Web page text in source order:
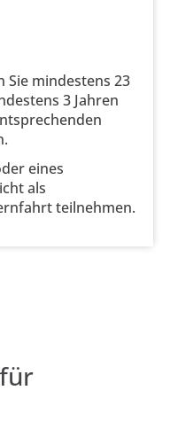
Sie mindestens 23
3 Jahren
eines
als
teilnehmen.